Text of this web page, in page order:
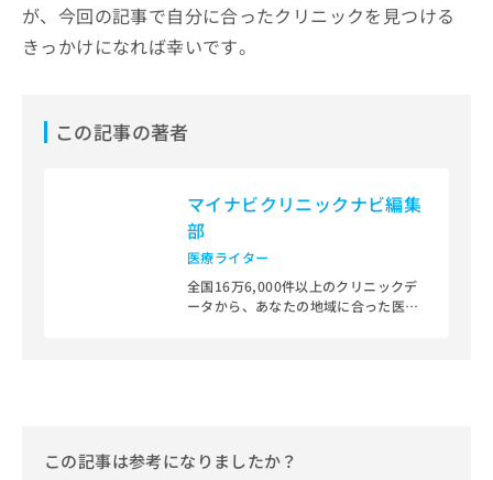
が、今回の記事で自分に合ったクリニックを見つける
きっかけになれば幸いです。
この記事の著者
マイナビクリニックナビ編集
部
医療ライター
全国16万6,000件以上のクリニックデ
ータから、あなたの地域に合った医療
この記事は参考になりましたか？